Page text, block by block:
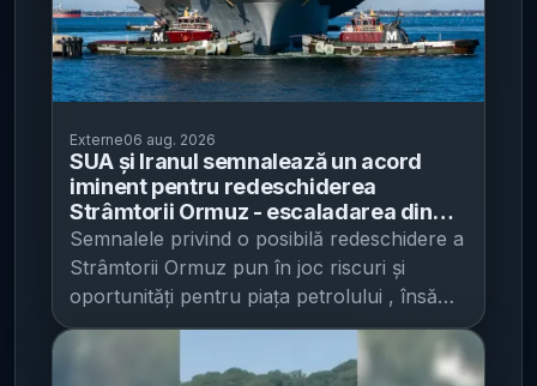
Externe06 aug. 2026
SUA și Iranul semnalează un acord
iminent pentru redeschiderea
Strâmtorii Ormuz - escaladarea din
sudul Libanului riscă să complice
negocierile și să mențină presiunea pe
piețele energetice
Semnalele privind o posibilă redeschidere a
Strâmtorii Ormuz pun în joc riscuri și
oportunități pentru piața petrolului , însă
escaladarea din Liban și atacurile
revendicate asupra navelor comerciale